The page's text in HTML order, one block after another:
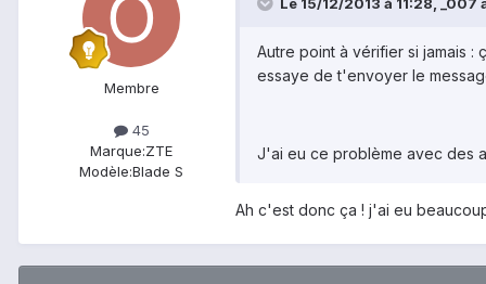
Membre
45
Marque:ZTE
Modèle:Blade S
Autre point à vérifier si jamais :
essaye de t'envoyer le
J'ai eu ce problème avec des
Ah c'est donc ça ! j'ai eu